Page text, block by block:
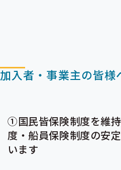
加入者・事業主の皆様
①国民皆保険制度を維
度・船員保険制度の安
います